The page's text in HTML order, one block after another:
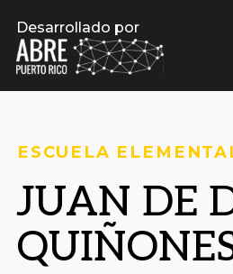
Desarrollado por
ESCUELA
JUAN DE